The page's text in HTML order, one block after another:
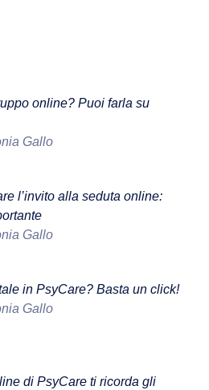
online? Puoi farla su
Gallo
l’invito alla seduta online:
Gallo
in PsyCare? Basta un click!
Gallo
di PsyCare ti ricorda gli